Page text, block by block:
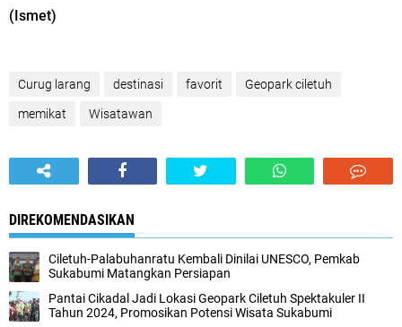
(Ismet)
Curug larang destinasi favorit Geopark ciletuh
memikat Wisatawan
DIREKOMENDASIKAN
Ciletuh-Palabuhanratu Kembali Dinilai UNESCO, Pemkab
Sukabumi Matangkan Persiapan
Pantai Cikadal Jadi Lokasi Geopark Ciletuh Spektakuler II
Tahun 2024, Promosikan Potensi Wisata Sukabumi